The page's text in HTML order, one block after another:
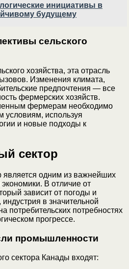
инициативы в
будущему
сельского
хозяйства, эта отрасль
Изменения климата,
предпочтения — все
фермерских хозяйств.
фермерам необходимо
условиям, используя
и новые подходы к
сектор
является одним из важнейших
В отличие от
зависит от погоды и
в значительной
потребительских потребностях
прогрессе.
промышленности
сектора Канады входят: